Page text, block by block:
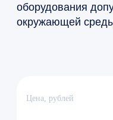
оборудования
окружающей
Цена, рублей